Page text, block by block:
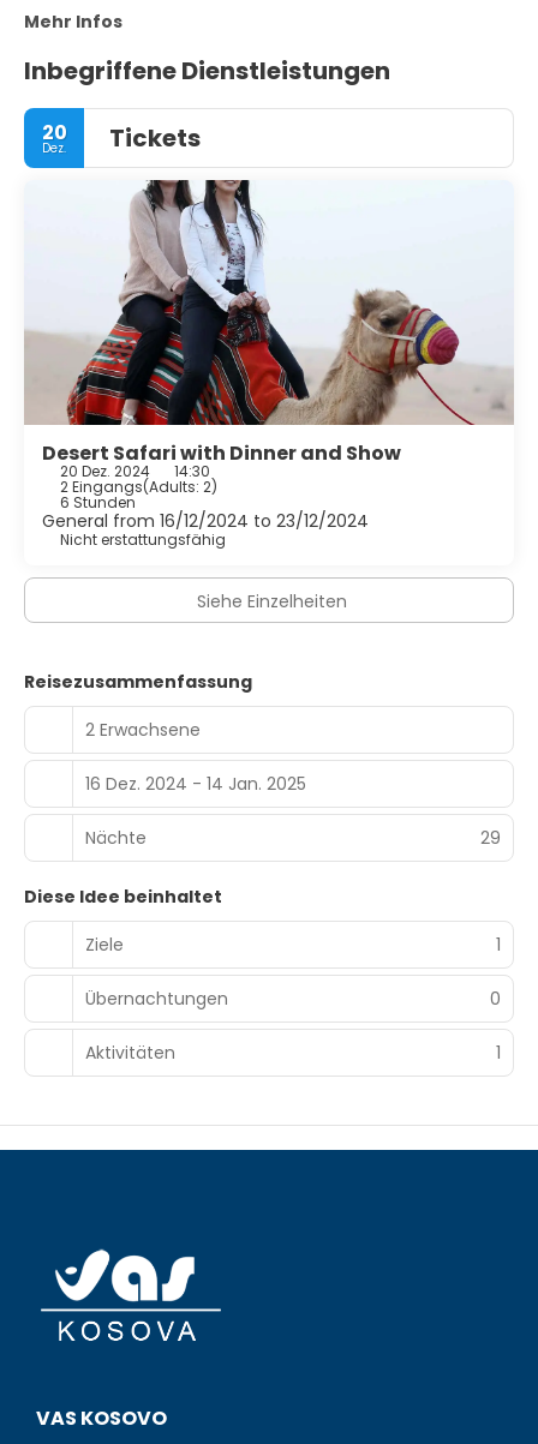
Mehr Infos
Inbegriffene Dienstleistungen
20
Dez. Tickets
Desert Safari with Dinner and Show
20 Dez. 2024 14:30
2 Eingangs(Adults: 2)
6 Stunden
General from 16/12/2024 to 23/12/2024
Nicht erstattungsfähig
Siehe Einzelheiten
Reisezusammenfassung
2 Erwachsene
16 Dez. 2024 - 14 Jan. 2025
Nächte 29
Diese Idee beinhaltet
Ziele
1
Übernachtungen 0
Aktivitäten 1
VAS KOSOVO